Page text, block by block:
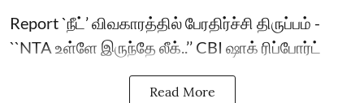
Report `நீட்’ விவகாரத்தில் பேரதிர்ச்சி திருப்பம் -
``NTA உள்ளே இருந்தே லீக்..’’ CBI ஷாக் ரிப்போர்ட்
Read More